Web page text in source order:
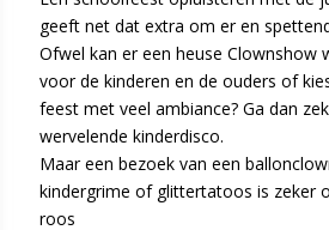
geeft net dat extra om er en
Ofwel kan er een heuse Clownshow
voor de kinderen en de ouders of
feest met veel ambiance? Ga dan
wervelende kinderdisco.
Maar een bezoek van een
kindergrime of glittertatoos is zeker
roos